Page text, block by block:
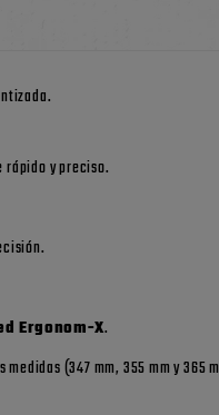
rápido y preciso.
Ergonom-X.
(347 mm, 355 mm y 365